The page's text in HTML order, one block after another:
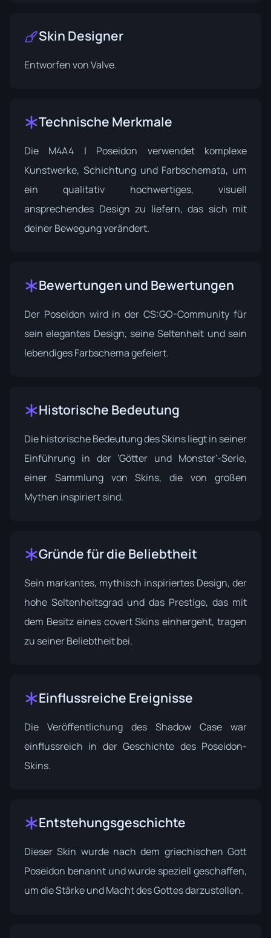
Skin Designer
Entworfen vonValve.
Technische Merkmale
Die M4A4 | Poseidon verwendet komplexe
Kunstwerke, Schichtung und Farbschemata, um
ein qualitativ hochwertiges, visuell
ansprechendes Design zu liefern, das sich mit
deiner Bewegung verändert.
Bewertungen und Bewertungen
Der Poseidon wird in der CS:GO-Community für
sein elegantes Design, seine Seltenheit und sein
lebendiges Farbschema gefeiert.
Historische Bedeutung
Die historische Bedeutung des Skins liegt in seiner
Einführung in der 'Götter und Monster'-Serie,
einer Sammlung von Skins, die von großen
Mythen inspiriert sind.
Gründe für die Beliebtheit
Sein markantes, mythisch inspiriertes Design, der
hohe Seltenheitsgrad und das Prestige, das mit
dem Besitz eines covert Skins einhergeht, tragen
zu seiner Beliebtheit bei.
Einflussreiche Ereignisse
Die Veröffentlichung des Shadow Case war
einflussreich in der Geschichte des Poseidon-
Skins.
Entstehungsgeschichte
Dieser Skin wurde nach dem griechischen Gott
Poseidon benannt und wurde speziell geschaffen,
um die Stärke und Macht des Gottes darzustellen.